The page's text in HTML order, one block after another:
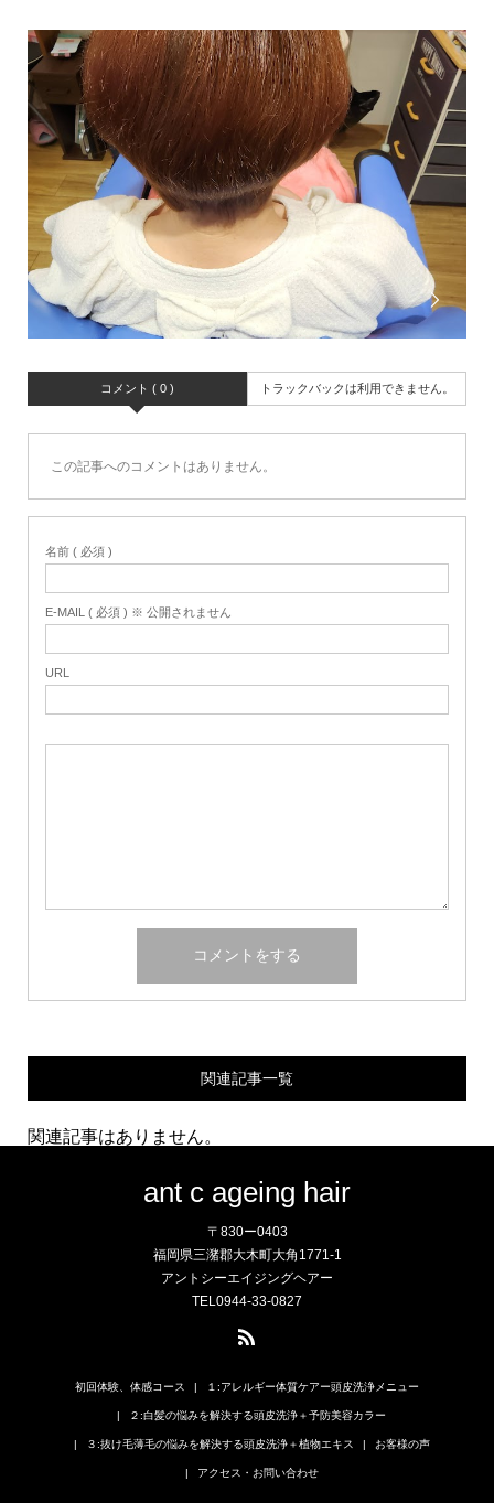
コメント ( 0 ) トラックバックは利用できません。
この記事へのコメントはありません。
名前 ( 必須 )
E-MAIL ( 必須 ) ※ 公開されません
URL
関連記事一覧
関連記事はありません。
ant c ageing hair
〒830ー0403
福岡県三潴郡大木町大角1771-1
アントシーエイジングヘアー
TEL0944-33-0827
初回体験、体感コース １:アレルギー体質ケアー頭皮洗浄メニュー
２:白髪の悩みを解決する頭皮洗浄＋予防美容カラー
３:抜け毛薄毛の悩みを解決する頭皮洗浄＋植物エキス お客様の声
アクセス・お問い合わせ